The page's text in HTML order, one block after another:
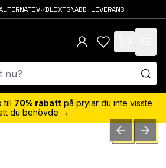
BLIXTSNABB LEVERANS
items in cart,
till 70% rabatt på prylar du inte visste
du behövde →
PREVIOUSNEXT